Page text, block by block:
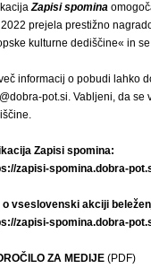
Zapisi spomina
prejela prestižno
kulturne dediščine« in
informacij o pobudi lahko
pot.si. Vabljeni, da se
Zapisi spomina:
zapisi-spomina.dobra-
o vseslovenski akciji
zapisi-spomina.dobra-
ZA MEDIJE (PDF)